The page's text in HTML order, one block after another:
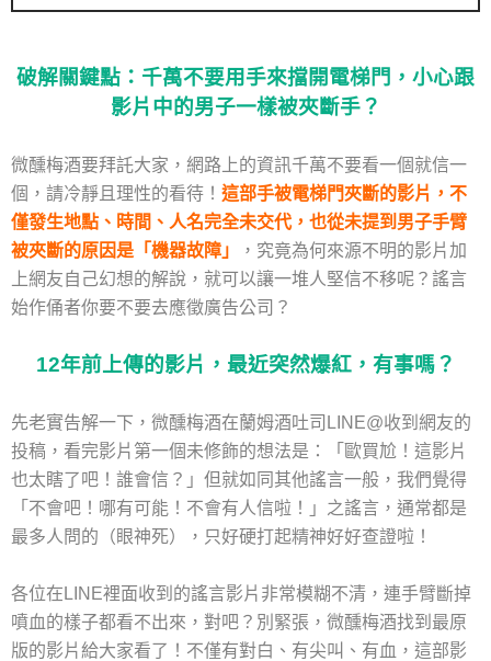
破解關鍵點：千萬不要用手來擋開電梯門，小心跟
影片中的男子一樣被夾斷手？
微醺梅酒要拜託大家，網路上的資訊千萬不要看一個就信一
個，請冷靜且理性的看待！ 這部手被電梯門夾斷的影片，不
僅發生地點、時間、人名完全未交代，也從未提到男子手臂
被夾斷的原因是「機器故障」
，究竟為何來源不明的影片加
上網友自己幻想的解說，就可以讓一堆人堅信不移呢？謠言
始作俑者你要不要去應徵廣告公司？
12年前上傳的影片，最近突然爆紅，有事嗎？
先老實告解一下，微醺梅酒在蘭姆酒吐司LINE@收到網友的
投稿，看完影片第一個未修飾的想法是：「歐買尬！這影片
也太瞎了吧！誰會信？」但就如同其他謠言一般，我們覺得
「不會吧！哪有可能！不會有人信啦！」之謠言，通常都是
最多人問的（眼神死），只好硬打起精神好好查證啦！
各位在LINE裡面收到的謠言影片非常模糊不清，連手臂斷掉
噴血的樣子都看不出來，對吧？別緊張，微醺梅酒找到最原
版的影片給大家看了！不僅有對白、有尖叫、有血，這部影